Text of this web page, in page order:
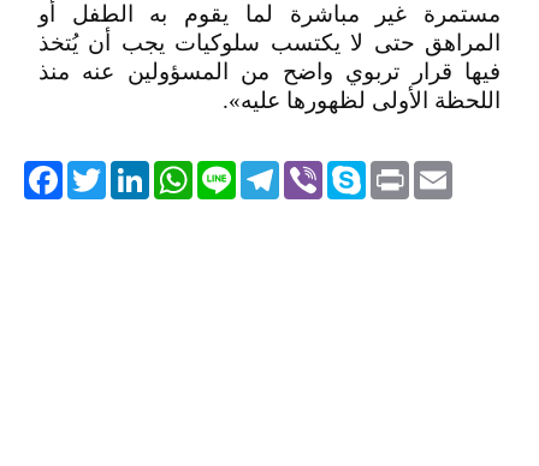
مستمرة غير مباشرة لما يقوم به الطفل أو
المراهق حتى لا يكتسب سلوكيات يجب أن يُتخذ
فيها قرار تربوي واضح من المسؤولين عنه منذ
اللحظة الأولى لظهورها عليه».
TwitterLinkedIn
WhatsApp Line
Telegram ViberSkype PrintEmail